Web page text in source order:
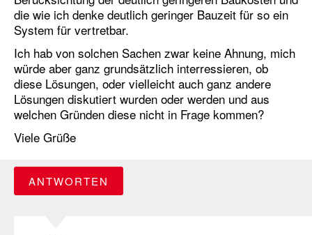
die wie ich denke deutlich geringer Bauzeit für so ein
System für vertretbar.
Ich hab von solchen Sachen zwar keine Ahnung, mich
würde aber ganz grundsätzlich interressieren, ob
diese Lösungen, oder vielleicht auch ganz andere
Lösungen diskutiert wurden oder werden und aus
welchen Gründen diese nicht in Frage kommen?
Viele Grüße
ANTWORTEN